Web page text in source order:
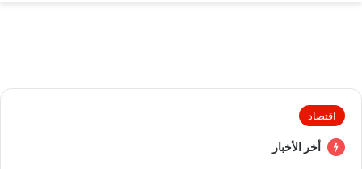
اقتصاد
أخر الأخبار